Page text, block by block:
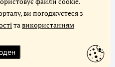
яких матеріалів сайту,
оглядів допускаються лише за
Служба охорони праці
ви погоджуєтеся з
тавикористанням